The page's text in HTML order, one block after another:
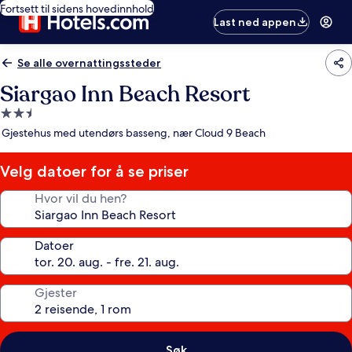
Fortsett til sidens hovedinnhold
Last ned appen
Se alle overnattingssteder
Siargao Inn Beach Resort
Overnattingssted
med
stjerner
Gjestehus med utendørs basseng, nær Cloud 9 Beach
Velg datoer for å se priser
Hvor vil du hen?
Datoer
Gjester